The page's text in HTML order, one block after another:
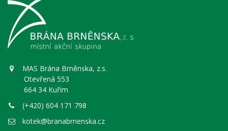
MAS Brána Brněnska, z.s.
Otevřená 553
664 34 Kuřim
(+420) 604 171 798
kotek@branabrnenska.cz